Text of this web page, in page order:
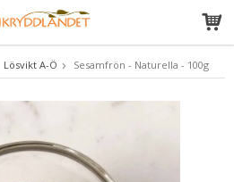
blivit tillagd i varukorgen
Lösvikt A-Ö Sesamfrön - Naturella - 100g